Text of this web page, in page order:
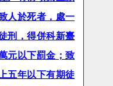
人於死者，處一
刑，得併科新臺
元以下罰金；致
五年以下有期徒